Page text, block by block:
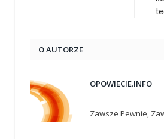
O AUTORZE
OPOWIECIE.INFO
Zawsze Pewnie,